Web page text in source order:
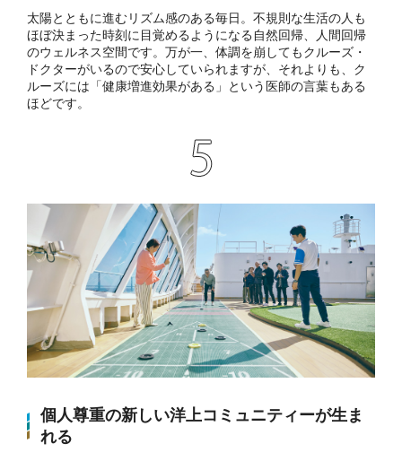
太陽とともに進むリズム感のある毎日。不規則な生活の人も
ほぼ決まった時刻に目覚めるようになる自然回帰、人間回帰
のウェルネス空間です。万が一、体調を崩してもクルーズ・
ドクターがいるので安心していられますが、それよりも、ク
ルーズには「健康増進効果がある」という医師の言葉もある
ほどです。
個人尊重の新しい洋上コミュニティーが生ま
れる